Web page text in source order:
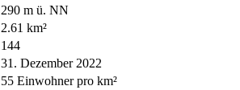
290 m ü. NN
2.61 km²
144
31. Dezember 2022
55 Einwohner pro km²